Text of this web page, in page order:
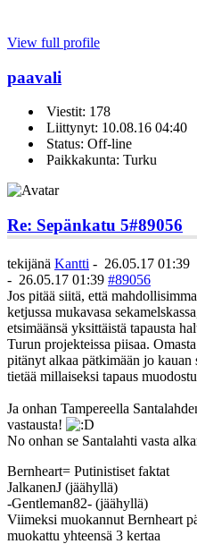
View full profile
paavali
Viestit: 178
Liittynyt: 10.08.16 04:40
Status: Off-line
Paikkakunta: Turku
Re: Sepänkatu 5#89056
tekijänä Kantti - 26.05.17 01:39
- 26.05.17 01:39 #89056
Jos pitää siitä, että
ketjussa mukavasa
etsimäänsä yksittäistä tapausta
Turun projekteissa piisaa.
pitänyt alkaa pätkimään jo
tietää millaiseksi tapaus
Ja onhan Tampereella
vastausta!
No onhan se Santalahti vasta
Bernheart= Putinistiset faktat
JalkanenJ (jäähyllä)
-Gentleman82- (jäähyllä)
Viimeksi muokannut Bernheart
muokattu yhteensä 3 kertaa